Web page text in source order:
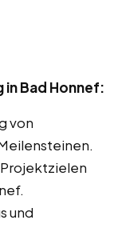
Bad Honnef:
von
und